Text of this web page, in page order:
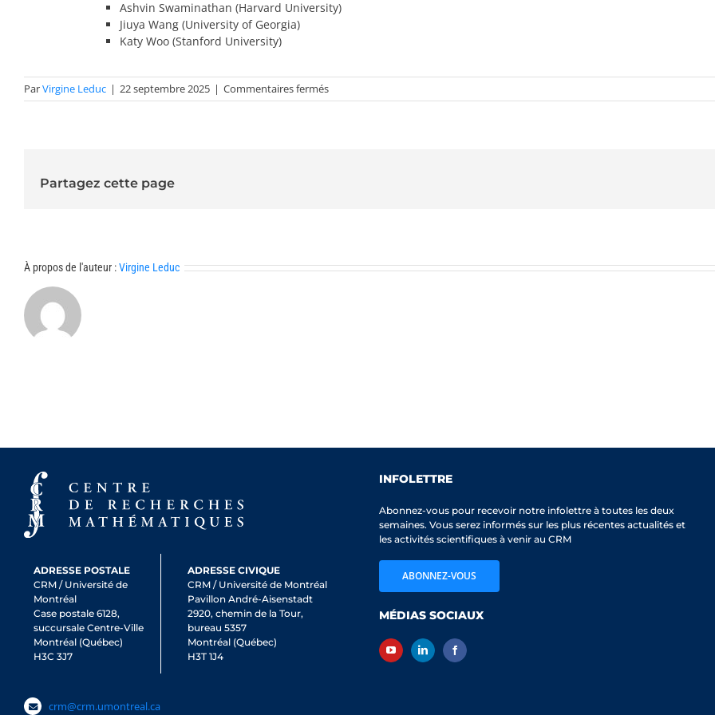
Ashvin Swaminathan (Harvard University)
Jiuya Wang (University of Georgia)
Katy Woo (Stanford University)
ParVirgine Leduc | 22 septembre 2025 | Commentaires ferméssur
Conférenciers
Partagez cette page
À propos de l'auteur :Virgine Leduc
ADRESSE POSTALE
CRM / Université de
Montréal
Case postale 6128,
succursale Centre-Ville
Montréal (Québec)
H3C 3J7
ADRESSE CIVIQUE
CRM / Université de Montréal
Pavillon André-Aisenstadt
2920, chemin de la Tour,
bureau 5357
Montréal (Québec)
H3T 1J4
crm@crm.umontreal.ca
INFOLETTRE
Abonnez-vous pour recevoir notre infolettre à toutes les deux
semaines. Vous serez informés sur les plus récentes actualités et
les activités scientifiques à venir au CRM
ABONNEZ-VOUS
MÉDIAS SOCIAUX